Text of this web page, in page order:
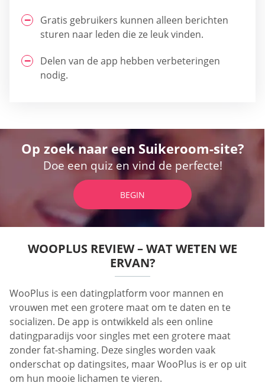
Gratis gebruikers kunnen alleen berichten
sturen naar leden die ze leuk vinden.
Delen van de app hebben verbeteringen
nodig.
Op zoek naar een Suikeroom-site?
Doe een quiz en vind de perfecte!
BEGIN
WOOPLUS REVIEW – WAT WETEN WE
ERVAN?
WooPlus is een datingplatform voor mannen en
vrouwen met een grotere maat om te daten en te
socializen. De app is ontwikkeld als een online
datingparadijs voor singles met een grotere maat
zonder fat-shaming. Deze singles worden vaak
onderschat op datingsites, maar WooPlus is er op uit
om hun mooie lichamen te vieren.